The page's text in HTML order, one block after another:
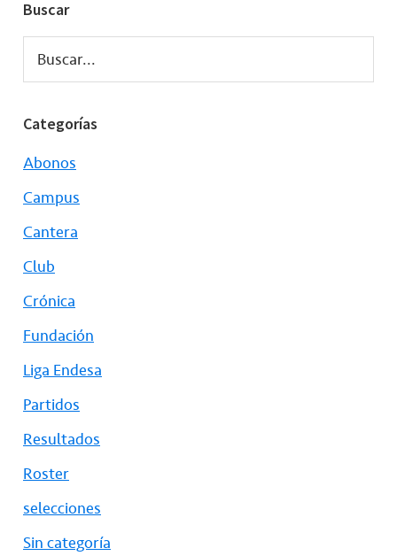
Buscar
Buscar...
Categorías
Abonos
Campus
Cantera
Club
Crónica
Fundación
Liga Endesa
Partidos
Resultados
Roster
selecciones
Sin categoría